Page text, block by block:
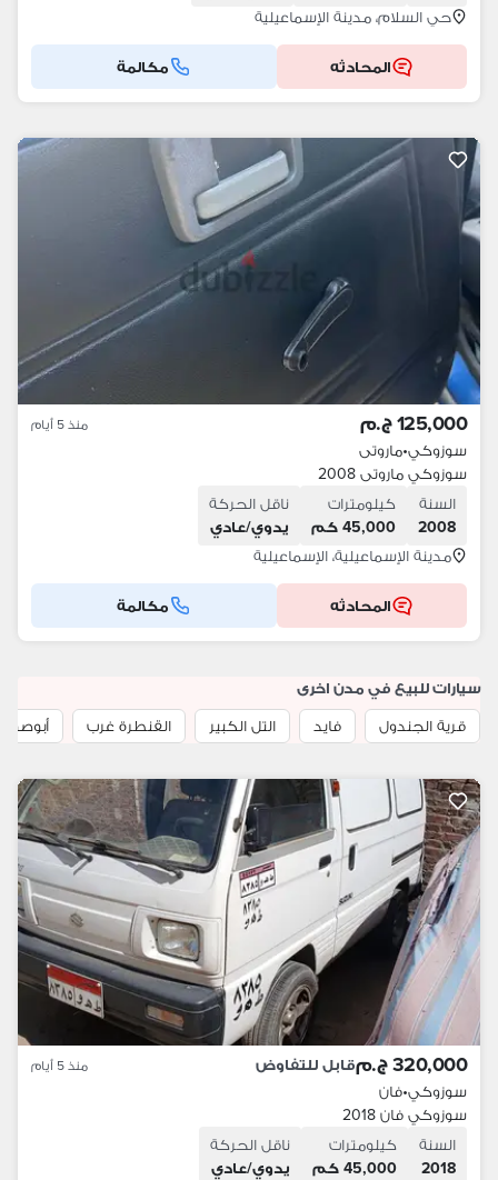
حي السلام، مدينة الإسماعيلية
المحادثه مكالمة
125,000 ج.م منذ 5 أيام
سوزوكي•ماروتى
سوزوكي ماروتى 2008
السنة
2008
كيلومترات
45,000 كم
ناقل الحركة
يدوي/عادي
مدينة الإسماعيلية، الإسماعيلية
المحادثه مكالمة
سيارات للبيع في مدن اخرى
قرية الجندول
فايد التل الكبير القنطرة غرب أبوصوير
320,000 ج.م قابل للتفاوض منذ 5 أيام
سوزوكي•فان
سوزوكي فان 2018
السنة
2018
كيلومترات
45,000 كم
ناقل الحركة
يدوي/عادي